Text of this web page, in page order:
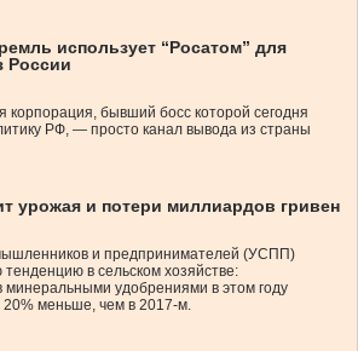
использует “Росатом” для
России
корпорация, бывший босс которой сегодня
РФ, — просто канал вывода из страны
урожая и потери миллиардов гривен
и предпринимателей (УСПП)
тенденцию в сельском хозяйстве:
минеральными удобрениями в этом году
20% меньше, чем в 2017-м.